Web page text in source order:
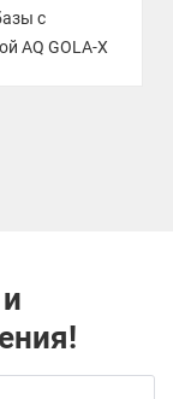
с
AQ GOLA-X